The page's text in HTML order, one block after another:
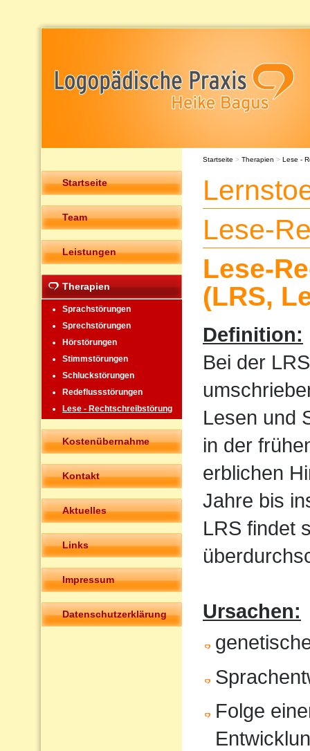
Startseite
Team
Leistungen
Therapien
Sprachstörungen
Sprechstörungen
Hörstörungen
Stimmstörungen
Schluckstörungen
Redeflussstörungen
Lese - Rechtschreibstörung
Kostenübernahme
Kontakt
Aktuelles
Links
Impressum
Datenschutzerklärung
Startseite > Therapien > Lese -
Lese-
Lese-
(LRS,
Definition:
Bei der
Lesen und
in der
erblichen
Jahre bis
LRS findet
Ursachen:
Folge